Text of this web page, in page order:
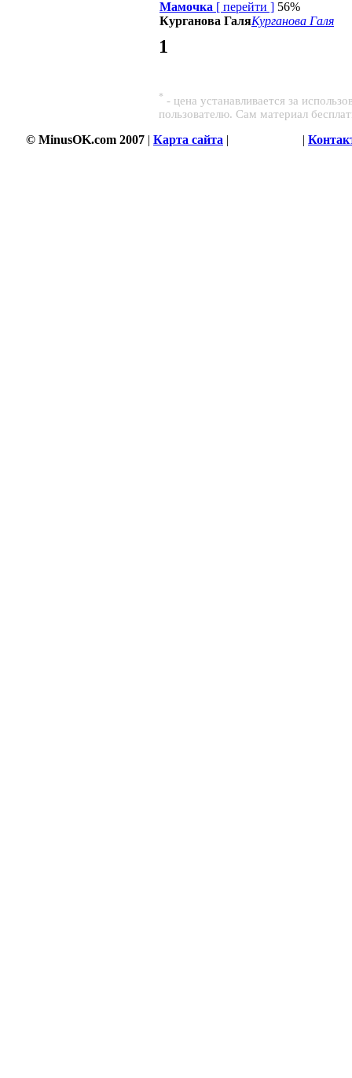
Мамочка [ перейти ] 56%
Курганова ГаляКурганова Галя
1
* - цена устанавливается за
пользователю. Сам материал
© MinusOK.com 2007 | Карта сайта | |